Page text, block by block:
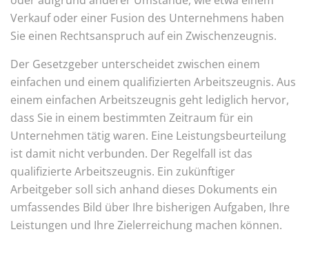
Verkauf oder einer Fusion des Unternehmens haben
Sie einen Rechtsanspruch auf ein Zwischenzeugnis.
Der Gesetzgeber unterscheidet zwischen einem
einfachen und einem qualifizierten Arbeitszeugnis. Aus
einem einfachen Arbeitszeugnis geht lediglich hervor,
dass Sie in einem bestimmten Zeitraum für ein
Unternehmen tätig waren. Eine Leistungsbeurteilung
ist damit nicht verbunden. Der Regelfall ist das
qualifizierte Arbeitszeugnis. Ein zukünftiger
Arbeitgeber soll sich anhand dieses Dokuments ein
umfassendes Bild über Ihre bisherigen Aufgaben, Ihre
Leistungen und Ihre Zielerreichung machen können.